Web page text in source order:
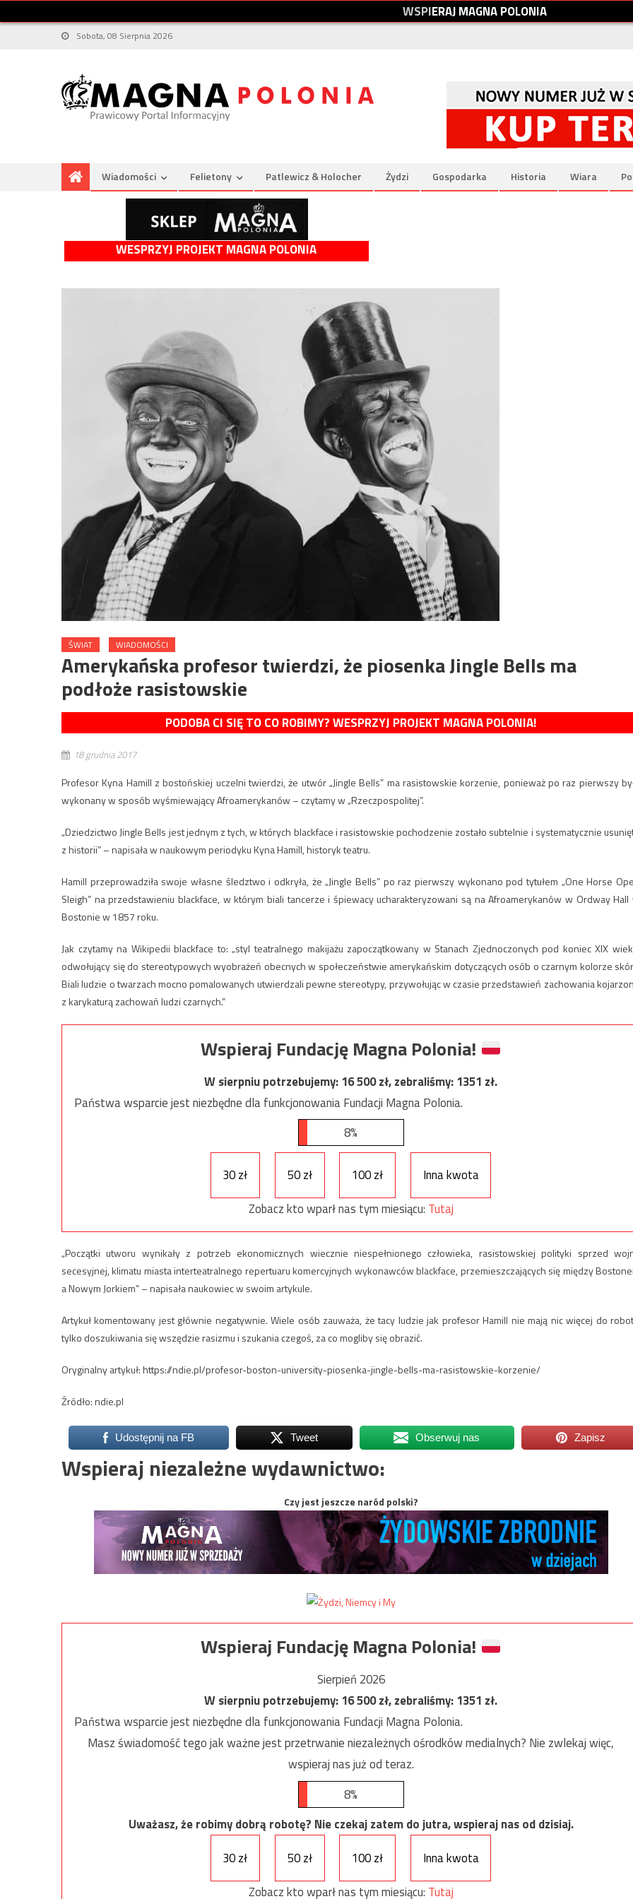
WSPIERAJMAGNAPOLONIA
Sobota, 08 Sierpnia 2026
Wiadomości Felietony Patlewicz & Holocher Żydzi Gospodarka Historia Wiara
WESPRZYJ PROJEKT MAGNA POLONIA
ŚWIAT WIADOMOŚCI
Amerykańska profesor twierdzi, że piosenka Jingle Bells ma
podłoże rasistowskie
PODOBA CI SIĘ TO CO ROBIMY? WESPRZYJ PROJEKT MAGNA POLONIA!
18 grudnia 2017
Profesor Kyna Hamill z bostońskiej uczelni twierdzi, że utwór „Jingle Bells” ma rasistowskie korzenie, ponieważ po raz pierwszy
wykonany w sposób wyśmiewający Afroamerykanów – czytamy w „Rzeczpospolitej”.
„Dziedzictwo Jingle Bells jest jednym z tych, w których blackface i rasistowskie pochodzenie zostało subtelnie i systematycznie
z historii” – napisała w naukowym periodyku Kyna Hamill, historyk teatru.
Hamill przeprowadziła swoje własne śledztwo i odkryła, że „Jingle Bells” po raz pierwszy wykonano pod tytułem „One Horse
Sleigh” na przedstawieniu blackface, w którym biali tancerze i śpiewacy ucharakteryzowani są na Afroamerykanów w Ordway Hall
Bostonie w 1857 roku.
Jak czytamy na Wikipedii blackface to: „styl teatralnego makijażu zapoczątkowany w Stanach Zjednoczonych pod koniec XIX
odwołujący się do stereotypowych wyobrażeń obecnych w społeczeństwie amerykańskim dotyczących osób o czarnym kolorze
Biali ludzie o twarzach mocno pomalowanych utwierdzali pewne stereotypy, przywołując w czasie przedstawień zachowania
z karykaturą zachowań ludzi czarnych.”
Wspieraj Fundację Magna Polonia!
W sierpniu potrzebujemy:16 500zł, zebraliśmy:1351 zł.
Państwa wsparcie jest niezbędne dla funkcjonowania Fundacji Magna Polonia.
8%
30 zł 50 zł 100 zł
Inna kwota
Zobacz kto wparł nas tym miesiącu: Tutaj
„Początki utworu wynikały z potrzeb ekonomicznych wiecznie niespełnionego człowieka, rasistowskiej polityki sprzed
secesyjnej, klimatu miasta interteatralnego repertuaru komercyjnych wykonawców blackface, przemieszczających się między
a Nowym Jorkiem” – napisała naukowiec w swoim artykule.
Artykuł komentowany jest głównie negatywnie. Wiele osób zauważa, że tacy ludzie jak profesor Hamill nie mają nic więcej do
tylko doszukiwania się wszędzie rasizmu i szukania czegoś, za co mogliby się obrazić.
Oryginalny artykuł: https://ndie.pl/profesor-boston-university-piosenka-jingle-bells-ma-rasistowskie-korzenie/
Źródło: ndie.pl
Udostępnij na FB Tweet Obserwuj nas Zapisz
Wspieraj niezależne wydawnictwo:
Czy jest jeszcze naród polski?
Wspieraj Fundację Magna Polonia!
Sierpień 2026
W sierpniu potrzebujemy:16 500zł, zebraliśmy:1351 zł.
Państwa wsparcie jest niezbędne dla funkcjonowania Fundacji Magna Polonia.
Masz świadomość tego jak ważne jest przetrwanie niezależnych ośrodków medialnych? Nie zwlekaj więc,
wspieraj nas już od teraz.
8%
Uważasz, że robimy dobrą robotę? Nie czekaj zatem do jutra, wspieraj nas od dzisiaj.
30 zł
50 zł 100 zł
Inna kwota
Zobacz kto wparł nas tym miesiącu: Tutaj